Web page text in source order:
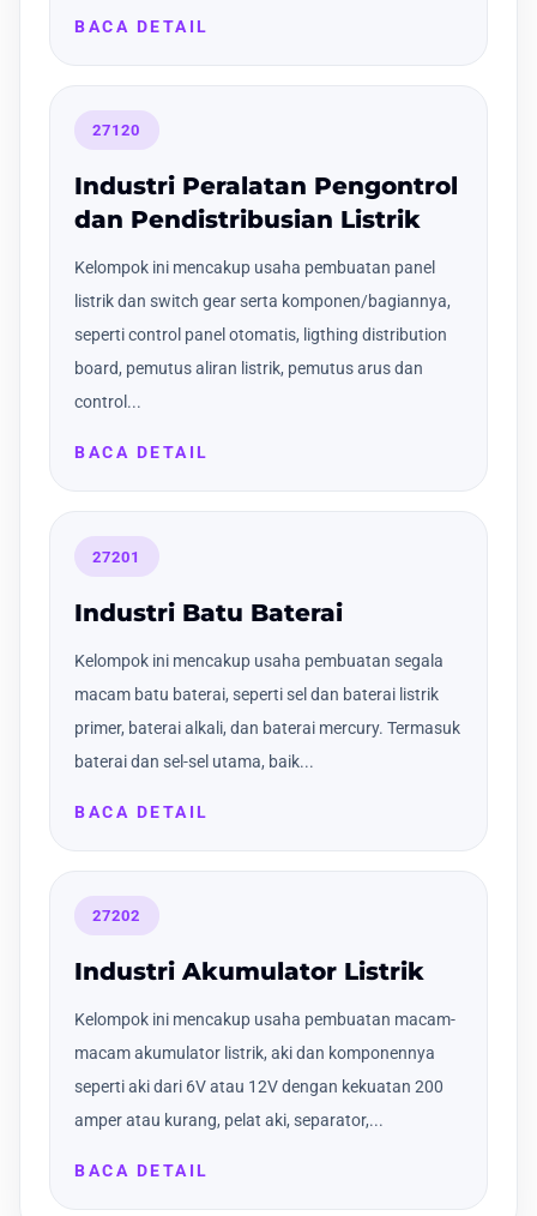
BACA DETAIL
27120
Industri Peralatan Pengontrol
dan Pendistribusian Listrik
Kelompok ini mencakup usaha pembuatan panel
listrik dan switch gear serta komponen/bagiannya,
seperti control panel otomatis, ligthing distribution
board, pemutus aliran listrik, pemutus arus dan
control...
BACA DETAIL
27201
Industri Batu Baterai
Kelompok ini mencakup usaha pembuatan segala
macam batu baterai, seperti sel dan baterai listrik
primer, baterai alkali, dan baterai mercury. Termasuk
baterai dan sel-sel utama, baik...
BACA DETAIL
27202
Industri Akumulator Listrik
Kelompok ini mencakup usaha pembuatan macam-
macam akumulator listrik, aki dan komponennya
seperti aki dari 6V atau 12V dengan kekuatan 200
amper atau kurang, pelat aki, separator,...
BACA DETAIL